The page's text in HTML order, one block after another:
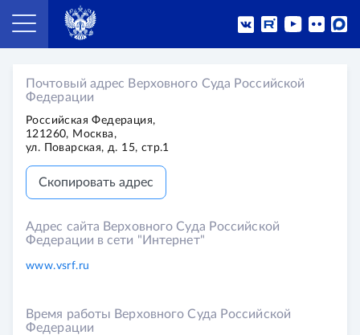
Почтовый адрес Верховного Суда Российской
Федерации
Российская Федерация,
121260, Москва,
ул. Поварская, д. 15, стр.1
Скопировать адрес
Адрес сайта Верховного Суда Российской
Федерации в сети "Интернет"
www.vsrf.ru
Время работы Верховного Суда Российской
Федерации